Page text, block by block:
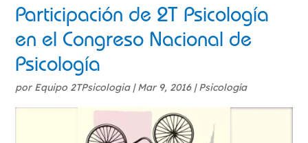
Participación de 2T Psicología
en el Congreso Nacional de
Psicología
por Equipo 2TPsicologia|Mar 9, 2016|Psicología